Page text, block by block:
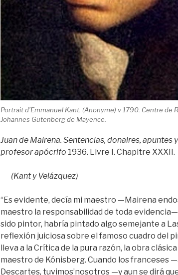
Portrait d’Emmanuel Kant. (Anonyme) v 1790. Centre de
Johannes Gutenberg de Mayence.
Juan de Mairena. Sentencias, donaires, apuntes
profesor apócrifo 1936. Livre I. Chapitre XXXII.
(Kant y Velázquez)
“Es evidente, decía mi maestro —Mairena
maestro la responsabilidad de toda
sido pintor, habría pintado algo semejante a
reflexión juiciosa sobre el famoso cuadro del
lleva a la Crítica de la pura razón, la obra
maestro de Kónisberg. Cuando los franceses
Descartes, tuvimos’nosotros —y aun se dirá